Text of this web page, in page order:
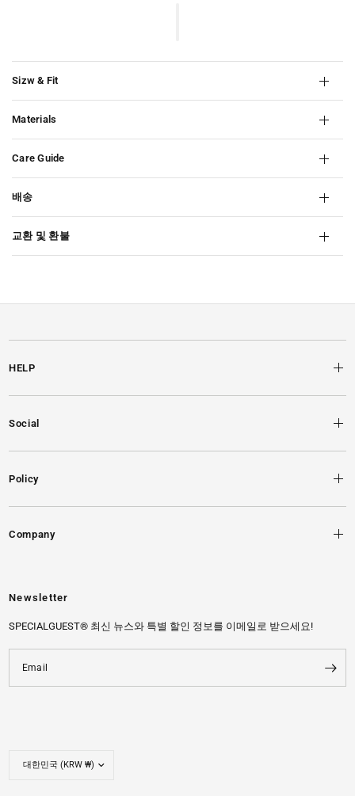
Sizw & Fit
Materials
Care Guide
배송
교환 및 환불
HELP
Social
Policy
Company
Newsletter
SPECIALGUEST® 최신 뉴스와 특별 할인 정보를 이메일로 받으세요!
Email